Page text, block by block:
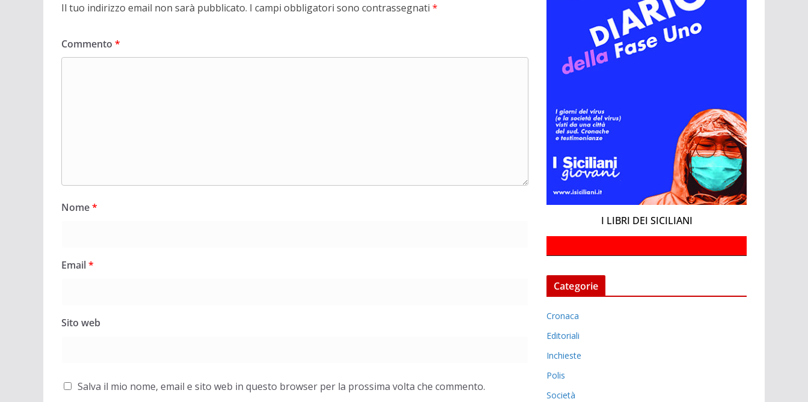
Il tuo indirizzo email non sarà pubblicato. I campi obbligatori sono contrassegnati *
Commento *
Nome*
Email*
Sito web
Salva il mio nome, email e sito web in questo browser per la prossima volta che commento.
I LIBRI DEI SICILIANI
Categorie
Cronaca
Editoriali
Inchieste
Polis
Società